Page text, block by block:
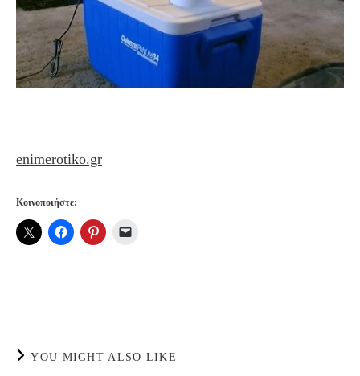
enimerotiko.gr
Κοινοποιήστε:
YOU MIGHT ALSO LIKE